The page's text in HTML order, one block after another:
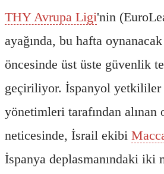
THY Avrupa Ligi'nin
ayağında, bu hafta
öncesinde üst üste güvenlik
geçiriliyor. İspanyol yetkililer
yönetimleri tarafından alınan
neticesinde, İsrail ekibi
İspanya deplasmanındaki iki